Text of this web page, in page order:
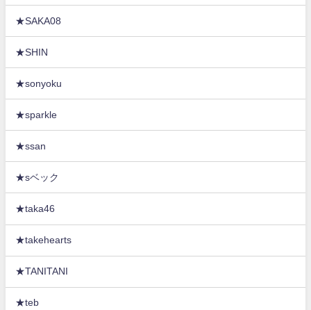
★SAKA08
★SHIN
★sonyoku
★sparkle
★ssan
★sベック
★taka46
★takehearts
★TANITANI
★teb